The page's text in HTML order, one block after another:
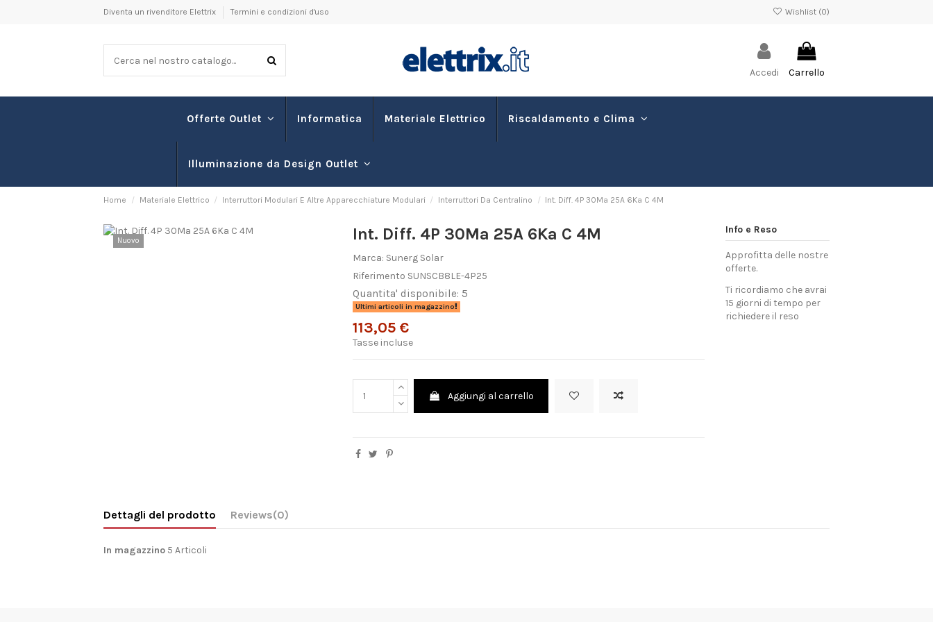
Diventa un rivenditore Elettrix Termini e condizioni d'uso Wishlist (0)
Accedi Carrello
Offerte Outlet Informatica Materiale Elettrico Riscaldamento e Clima
Illuminazione da Design Outlet
Home Materiale Elettrico Interruttori Modulari E Altre Apparecchiature Modulari Interruttori Da Centralino Int. Diff. 4P 30Ma 25A 6Ka C 4M
Nuovo Int. Diff. 4P 30Ma 25A 6Ka C 4M
Marca: Sunerg Solar
Riferimento SUNSCB8LE-4P25
Quantita' disponibile: 5
Ultimi articoli in magazzino
113,05 €
Tasse incluse
Aggiungi al carrello
Info e Reso
Approfitta delle nostre
offerte.
Ti ricordiamo che avrai
15 giorni di tempo per
richiedere il reso
Dettagli del prodotto Reviews(0)
In magazzino 5 Articoli